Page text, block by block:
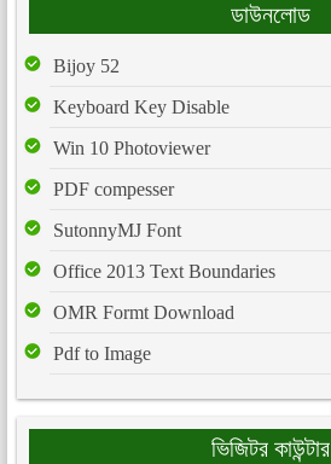
ডাউনলোড
Bijoy 52
Keyboard Key Disable
Win 10 Photoviewer
PDF compesser
SutonnyMJ Font
Office 2013 Text Boundaries
OMR Formt Download
Pdf to Image
ভিজিটর কাউন্টার